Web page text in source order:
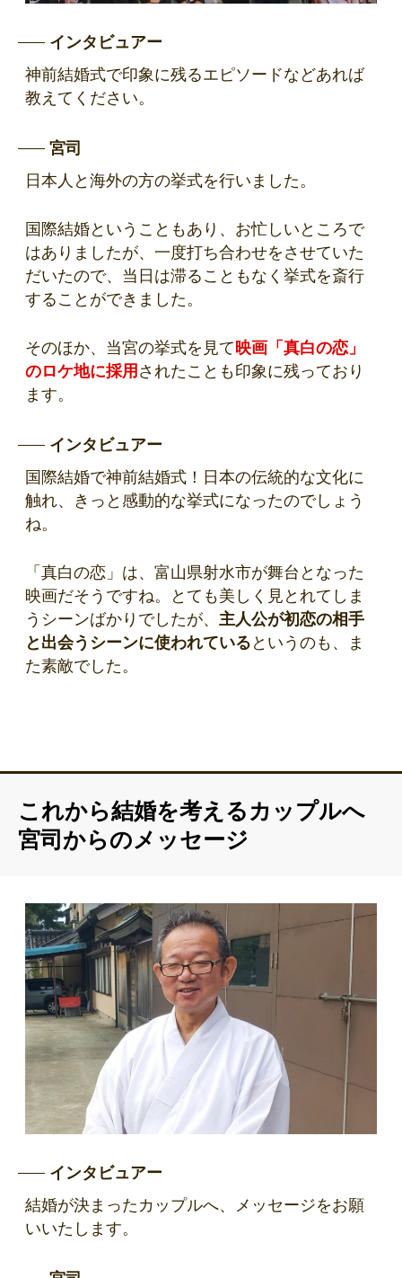
インタビュアー
神前結婚式で印象に残るエピソードなどあれば
教えてください。
宮司
日本人と海外の方の挙式を行いました。
国際結婚ということもあり、お忙しいところで
はありましたが、一度打ち合わせをさせていた
だいたので、当日は滞ることもなく挙式を斎行
することができました。
そのほか、当宮の挙式を見て 映画「真白の恋」
のロケ地に採用 されたことも印象に残っており
ます。
インタビュアー
国際結婚で神前結婚式！日本の伝統的な文化に
触れ、きっと感動的な挙式になったのでしょう
ね。
「真白の恋」は、富山県射水市が舞台となった
映画だそうですね。とても美しく見とれてしま
うシーンばかりでしたが、 主人公が初恋の相手
と出会うシーンに使われている というのも、ま
た素敵でした。
これから結婚を考えるカップルへ
宮司からのメッセージ
インタビュアー
結婚が決まったカップルへ、メッセージをお願
いいたします。